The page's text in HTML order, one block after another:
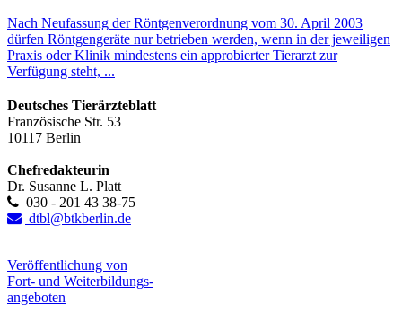
Nach Neufassung der Röntgenverordnung vom 30. April 2003
dürfen Röntgengeräte nur betrieben werden, wenn in der jeweiligen
Praxis oder Klinik mindestens ein approbierter Tierarzt zur
Verfügung steht, ...
Deutsches Tierärzteblatt
Französische Str. 53
10117 Berlin
Chefredakteurin
Dr. Susanne L. Platt
030 - 201 43 38-75
dtbl@btkberlin.de
Veröffentlichung von
Fort- und Weiterbildungs-
angeboten